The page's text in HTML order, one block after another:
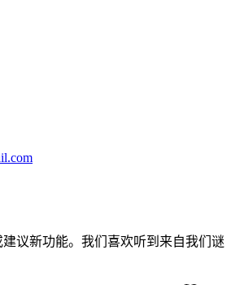
议新功能。我们喜欢听到来自我们谜